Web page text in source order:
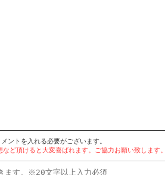
ントを入れる必要がございます。
ど頂けると大変喜ばれます。ご協力お願い致します。